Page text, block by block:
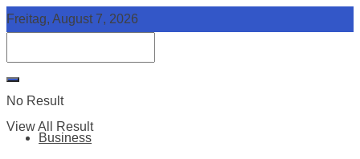
Freitag, August 7, 2026
No Result
View All Result
Business